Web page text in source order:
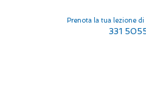
Prenota la tua lezione di
331